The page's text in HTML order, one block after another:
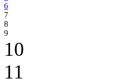
6
7
8
9
10
11